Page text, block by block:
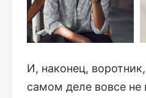
И, наконец,
самом деле вовсе не